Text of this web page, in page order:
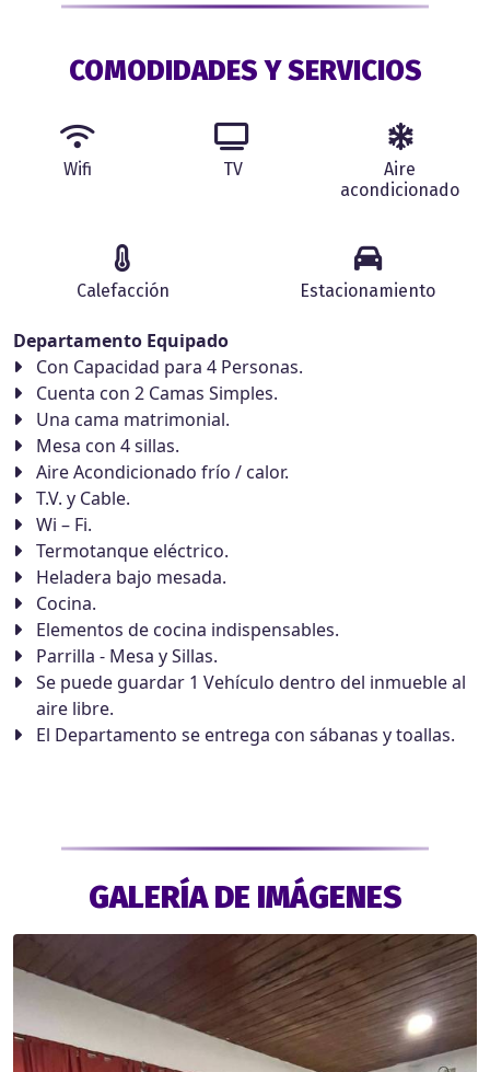
COMODIDADES Y SERVICIOS
Wifi TV
Aire
acondicionado
Calefacción Estacionamiento
Departamento Equipado
Con Capacidad para 4 Personas.
Cuenta con 2 Camas Simples.
Una cama matrimonial.
Mesa con 4 sillas.
Aire Acondicionado frío / calor.
T.V. y Cable.
Wi – Fi.
Termotanque eléctrico.
Heladera bajo mesada.
Cocina.
Elementos de cocina indispensables.
Parrilla - Mesa y Sillas.
Se puede guardar 1 Vehículo dentro del inmueble al
aire libre.
El Departamento se entrega con sábanas y toallas.
GALERÍA DE IMÁGENES